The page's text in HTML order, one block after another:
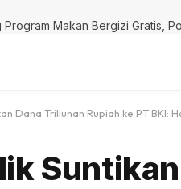
Dana Triliunan Rupiah ke PT BKI: